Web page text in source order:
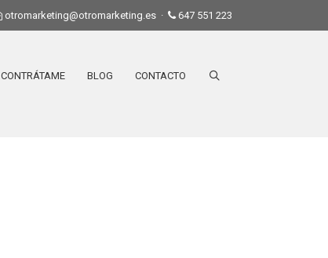
otromarketing@otromarketing.es · 647 551 223
CONTRÁTAME BLOG CONTACTO